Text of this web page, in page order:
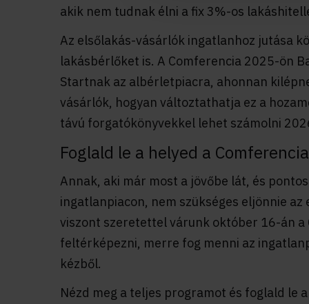
akik nem tudnak élni a fix 3%-os
Az elsőlakás-vásárlók ingatlanhoz jutása
lakásbérlőket is. A Comferencia 2025-ön
Startnak az albérletpiacra, ahonnan
vásárlók, hogyan változtathatja ez a
távú forgatókönyvekkel lehet számolni
Foglald le a helyed a
Annak, aki már most a jövőbe lát, és
ingatlanpiacon, nem szükséges eljönnie az
viszont szeretettel várunk október 16-án
feltérképezni, merre fog menni az
kézből.
Nézd meg a teljes programot és foglald le